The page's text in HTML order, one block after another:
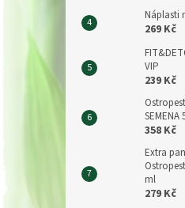
Náplasti
269 Kč
VIP
239 Kč
SEMENA
358 Kč
Extra
ml
279 Kč